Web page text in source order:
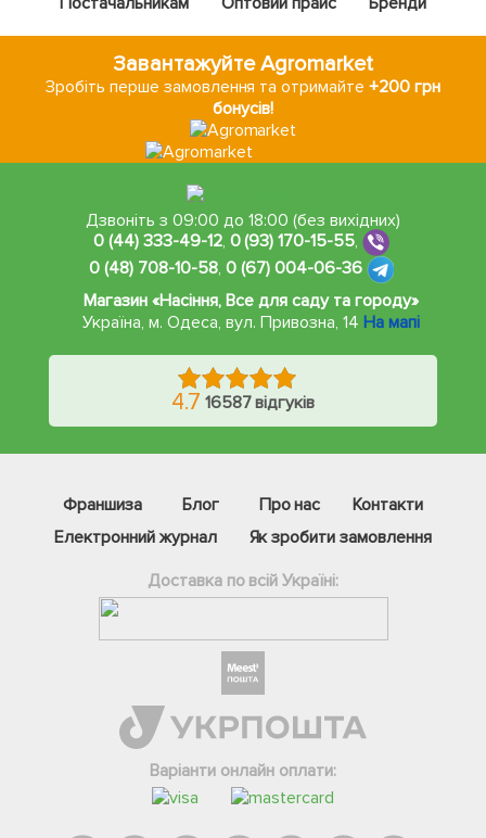
Завантажуйте Agromarket
Зробіть перше замовлення та отримайте+200 грн
бонусів!
Дзвоніть з 09:00 до 18:00 (без вихідних)
0 (44) 333-49-12, 0 (93) 170-15-55,
0 (48) 708-10-58, 0 (67) 004-06-36
Магазин «Насіння, Все для саду та городу»
Україна, м. Одеса,вул. Привозна, 14 На мапі
4.7 16587 відгуків
Франшиза Блог Про нас
Контакти
Електронний журнал
Як зробити замовлення
Доставка по всій Україні:
Варіанти онлайн оплати:
Телеграм
Вайбер